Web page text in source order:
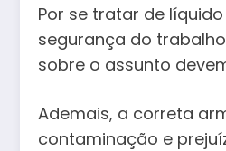
Por se tratar de
segurança do
sobre o assunto
Ademais, a correta
contaminação e